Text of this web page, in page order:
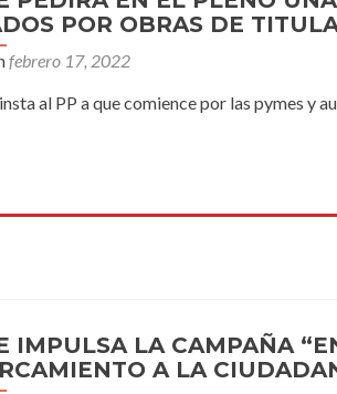
POR OBRAS DE
febrero 17, 2022
al PP a que comience por las pymes y
IMPULSA LA CAMPAÑA
A LA